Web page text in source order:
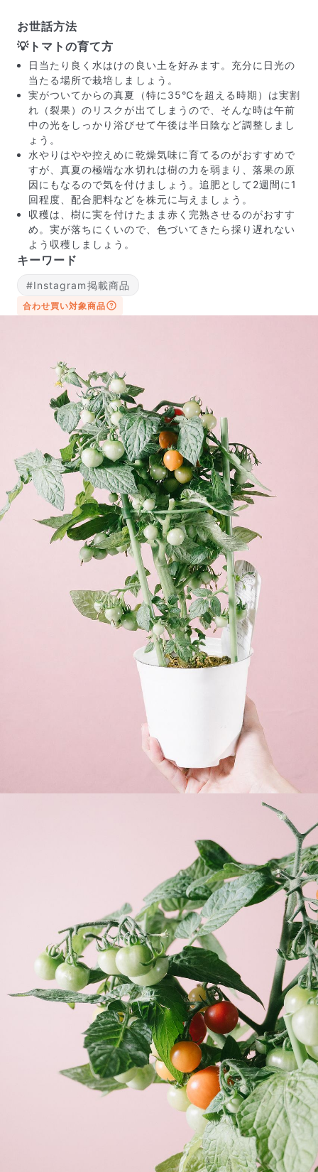
届いたお花に元気がなかったら？
もし届いたお花に「枯れている」「折れている」などの
不備があった場合は、些細なことでもお気軽にサポート
までご連絡ください。ご返金にて補償いたします。
写真と同じものが届く？
商品ページに掲載している写真は、実際にお届けする商
品を撮影したものです。お花は生き物なので、どうして
も色味やサイズ・咲き方に個体差はありますが、できる
だけ写真のイメージに近いものをお届けできるように人
の目でチェックをしています。
Q. 毎月自動でお花が届くサービスですか？
いいえ、毎月自動でお届けするサービスではありません。好
きな時に好きな花をご注文いただけます。
Q. 配送できないエリアはありますか？
ただいま沖縄・離島エリアへの配送には対応しておりませ
Q. 配送日時は指定できますか？
お花をベストなタイミングで発送しているため、お届け日の
指定はできません。受け取り時間帯は、発送後にクロネコヤ
ご注文後一定時間内であればキャンセル可能です。
お世話方法
💡トマトの育て方
日当たり良く水はけの良い土を好みます。充分に日光の
当たる場所で栽培しましょう。
実がついてからの真夏（特に35℃を超える時期）は実割
れ（裂果）のリスクが出てしまうので、そんな時は午前
中の光をしっかり浴びせて午後は半日陰など調整しまし
ょう。
水やりはやや控えめに乾燥気味に育てるのがおすすめで
すが、真夏の極端な水切れは樹の力を弱まり、落果の原
因にもなるので気を付けましょう。追肥として2週間に1
回程度、配合肥料などを株元に与えましょう。
収穫は、樹に実を付けたまま赤く完熟させるのがおすす
め。実が落ちにくいので、色づいてきたら採り遅れない
よう収穫しましょう。
キーワード
#Instagram掲載商品
合わせ買い対象商品